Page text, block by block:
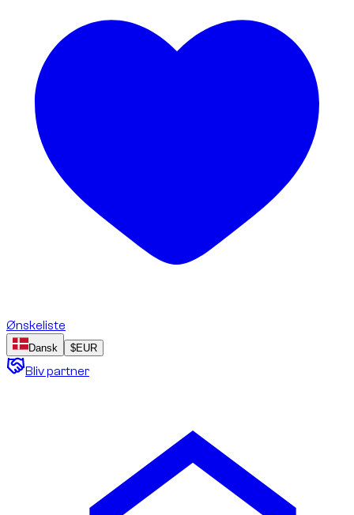
Ønskeliste
Dansk $EUR
Bliv partner